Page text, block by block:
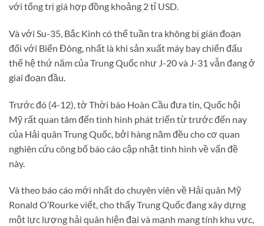
với tổng trị giá hợp đồng khoảng 2 tỉ USD.
Và với Su-35, Bắc Kinh có thể tuần tra không bị gián đoạn
đối với Biển Đông, nhất là khi sản xuất máy bay chiến đấu
thế hệ thứ năm của Trung Quốc như J-20 và J-31 vẫn đang ở
giai đoạn đầu.
Trước đó (4-12), tờ Thời báo Hoàn Cầu đưa tin, Quốc hội
Mỹ rất quan tâm đến tình hình phát triển từ trước đến nay
của Hải quân Trung Quốc, bởi hàng năm đều cho cơ quan
nghiên cứu công bố báo cáo cập nhật tình hình về vấn đề
này.
Và theo báo cáo mới nhất do chuyên viên về Hải quân Mỹ
Ronald O’Rourke viết, cho thấy Trung Quốc đang xây dựng
một lực lượng hải quân hiện đại và mạnh mang tính khu vực,